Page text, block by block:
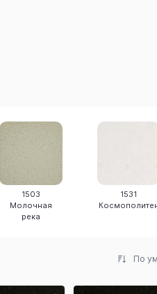
1503
Молочная
река
1531
По